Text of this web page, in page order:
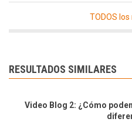
TODOS
RESULTADOS SIMILARES
Video Blog 2: ¿Cómo